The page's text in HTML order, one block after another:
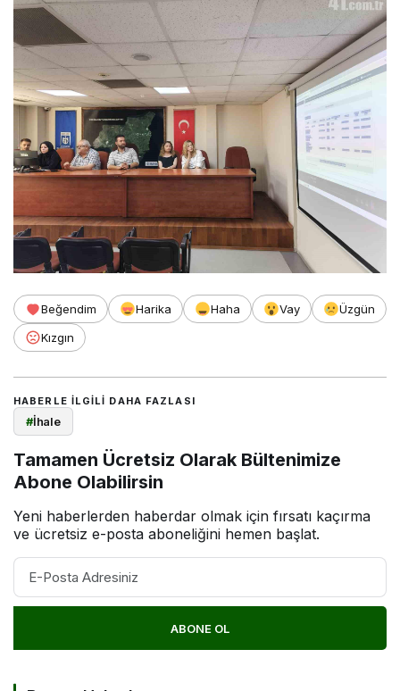
Beğendim Harika Haha Vay
Üzgün
Kızgın
HABERLE ILGILI DAHA FAZLASI
#İhale
Tamamen Ücretsiz Olarak Bültenimize
Abone Olabilirsin
Yeni haberlerden haberdar olmak için fırsatı kaçırma
ve ücretsiz e-posta aboneliğini hemen başlat.
ABONE OL